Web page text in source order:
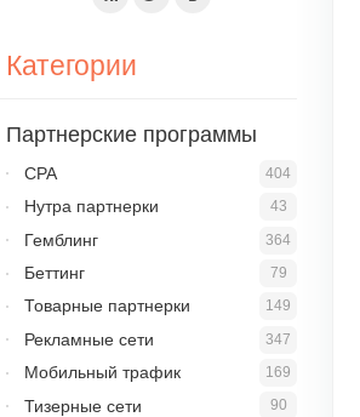
Категории
Партнерские программы
404
CPA
43
Нутра партнерки
364
Гемблинг
79
Беттинг
149
Товарные партнерки
347
Рекламные сети
169
Мобильный трафик
90
Тизерные сети